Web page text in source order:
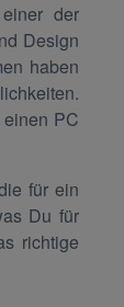
der
Design
haben
PC
für ein
Du für
richtige